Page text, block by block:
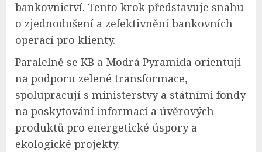
bankovnictví. Tento krok představuje snahu
o zjednodušení a zefektivnění bankovních
operací pro klienty.
Paralelně se KB a Modrá Pyramida orientují
na podporu zelené transformace,
spolupracují s ministerstvy a státními fondy
na poskytování informací a úvěrových
produktů pro energetické úspory a
ekologické projekty.